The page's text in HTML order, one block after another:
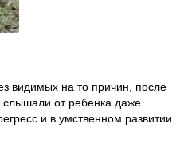
видимых на то причин, после
слышали от ребенка даже
и в умственном развитии